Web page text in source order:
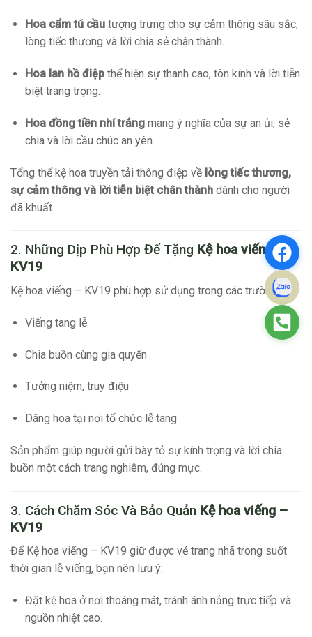
Hoa cẩm tú cầutượng trưng cho sự cảm thông sâu sắc,
lòng tiếc thương và lời chia sẻ chân thành.
Hoa lan hồ điệpthể hiện sự thanh cao, tôn kính và lời tiễn
biệt trang trọng.
Hoa đồng tiền nhí trắngmang ý nghĩa của sự an ủi, sẻ
chia và lời cầu chúc an yên.
Tổng thể kệ hoa truyền tải thông điệp về lòng tiếc thương,
sự cảm thông và lời tiễn biệt chân thành dành cho người
đã khuất.
2. Những Dịp Phù Hợp Để Tặng Kệ hoa viếng –
KV19
Kệ hoa viếng – KV19 phù hợp sử dụng trong các trường hợp:
Viếng tang lễ
Chia buồn cùng gia quyến
Tưởng niệm, truy điệu
Dâng hoa tại nơi tổ chức lễ tang
Sản phẩm giúp người gửi bày tỏ sự kính trọng và lời chia
buồn một cách trang nghiêm, đúng mực.
3. Cách Chăm Sóc Và Bảo Quản Kệ hoa viếng –
KV19
Để Kệ hoa viếng – KV19 giữ được vẻ trang nhã trong suốt
thời gian lễ viếng, bạn nên lưu ý:
Đặt kệ hoa ở nơi thoáng mát, tránh ánh nắng trực tiếp và
nguồn nhiệt cao.